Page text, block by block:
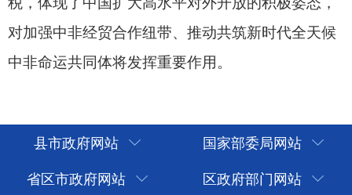
县市政府网站
国家部委局网站
省区市政府网站
区政府部门网站